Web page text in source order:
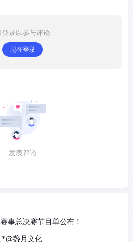
登录以参与评论
现在登录
发表评论
事总决赛节目单公布！
*@盏月文化